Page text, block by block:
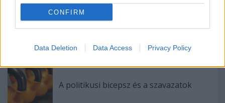
CONFIRM
Data Deletion Data Access Privacy Policy
A bevásárlólista és a politikai nagykép
A politikusi bicepsz és a szavazatok